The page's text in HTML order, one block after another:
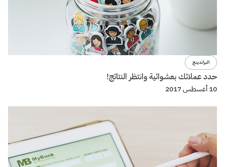
البراندينج
حدد عملائك بعشوائية وانتظر النتائج!
10 أغسطس 2017